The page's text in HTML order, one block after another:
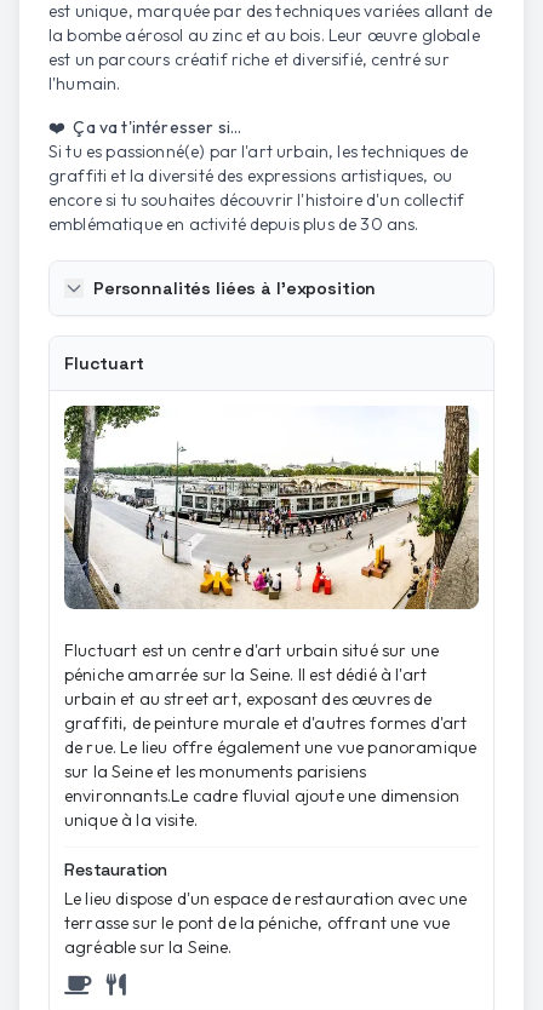
est unique, marquée par des techniques variées allant de
la bombe aérosol au zinc et au bois. Leur œuvre globale
est un parcours créatif riche et diversifié, centré sur
l'humain.
❤️ Ça va t'intéresser si...
Si tu es passionné(e) par l'art urbain, les techniques de
graffiti et la diversité des expressions artistiques, ou
encore si tu souhaites découvrir l'histoire d'un collectif
emblématique en activité depuis plus de 30 ans.
Personnalités liées à l'exposition
Fluctuart
Fluctuart est un centre d'art urbain situé sur une
péniche amarrée sur la Seine. Il est dédié à l'art
urbain et au street art, exposant des œuvres de
graffiti, de peinture murale et d'autres formes d'art
de rue. Le lieu offre également une vue panoramique
sur la Seine et les monuments parisiens
environnants.Le cadre fluvial ajoute une dimension
unique à la visite.
Restauration
Le lieu dispose d'un espace de restauration avec une
terrasse sur le pont de la péniche, offrant une vue
agréable sur la Seine.